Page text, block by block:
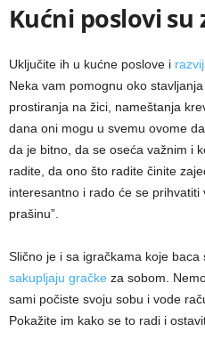
Kućni poslovi su
Uključite ih u kućne poslove i
Neka vam pomognu oko
prostiranja na žici, nameštanja
dana oni mogu u svemu ovome
da je bitno, da se oseća važnim i
radite, da ono što radite činite
interesantno i rado će se prihvatiti
prašinu”.
Slično je i sa igračkama koje
sakupljaju gračke za sobom.
sami počiste svoju sobu i vode
Pokažite im kako se to radi i